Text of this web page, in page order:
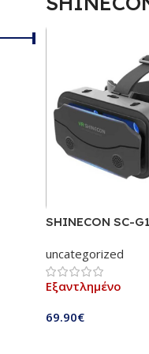
SHINECON SC-
ρυθμιζόμενο
τηλεχειριστήριο |
ματιών & φακούς
συμβατά με
uncategorized
Εξαντλημένο
69.90€